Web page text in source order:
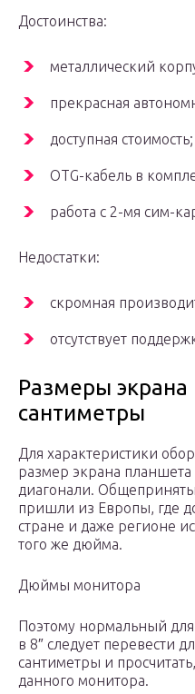
Достоинства:
металлический
прекрасная
доступная стоимость;
OTG-кабель в
работа с 2-мя сим-
Недостатки:
скромная
отсутствует
Размеры
сантиметры
Для характеристики
размер экрана
диагонали.
пришли из Европы, где
стране и даже регионе
того же дюйма.
Дюймы монитора
Поэтому нормальный
в 8″ следует перевести
сантиметры и
данного монитора.